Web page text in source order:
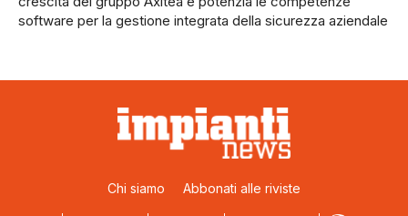
software per la gestione integrata della sicurezza aziendale
Chi siamo Abbonati alle riviste